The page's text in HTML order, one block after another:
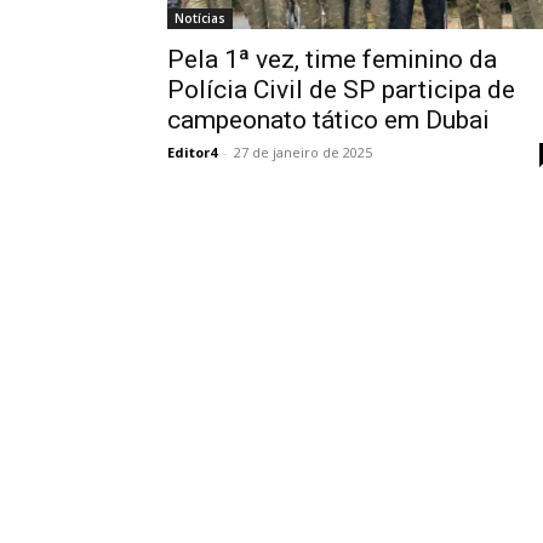
Notícias
Pela 1ª vez, time feminino da
Polícia Civil de SP participa de
campeonato tático em Dubai
Editor4 - 27 de janeiro de 2025